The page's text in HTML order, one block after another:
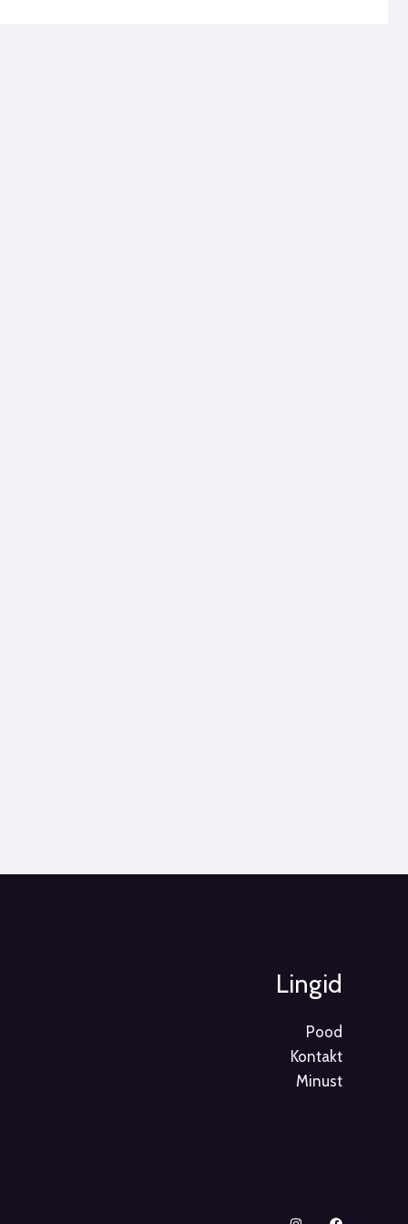
Lingid
Pood
Kontakt
Minust